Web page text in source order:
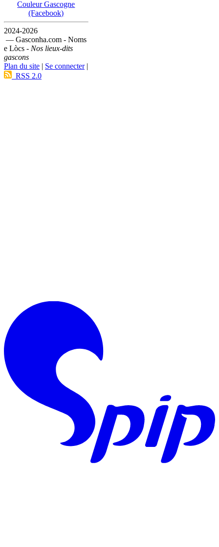
Couleur Gascogne
(Facebook)
2024-2026
— Gasconha.com - Noms
e Lòcs - Nos lieux-dits
gascons
Plan du site | Se connecter|
RSS 2.0